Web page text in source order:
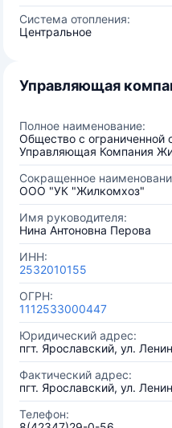
Система отопления:
Центральное
Управляющая
Полное наименование:
Общество с ограниченной
Управляющая Компания
Сокращенное
ООО "УК "Жилкомхоз"
Имя руководителя:
Нина Антоновна Перова
ИНН:
2532010155
ОГРН:
1112533000447
Юридический адрес:
пгт. Ярославский, ул.
Фактический адрес:
пгт. Ярославский, ул.
Телефон: